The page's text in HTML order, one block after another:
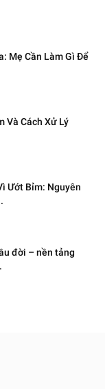
Mẹ Cần Làm Gì Để
Và Cách Xử Lý
Ướt Bỉm: Nguyên
đời – nền tảng